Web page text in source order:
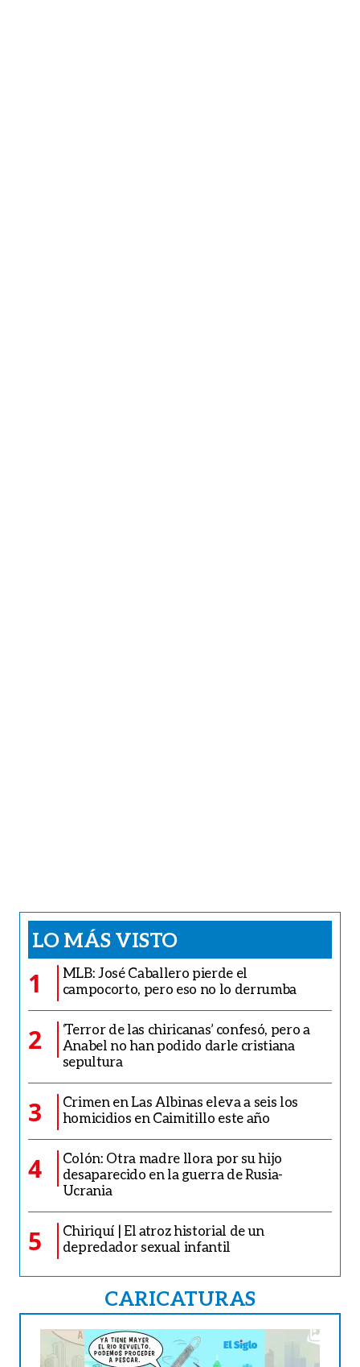
LO MÁS VISTO
1
MLB: José Caballero pierde el
campocorto, pero eso no lo derrumba
2
‘Terror de las chiricanas’ confesó, pero a
Anabel no han podido darle cristiana
sepultura
3
Crimen en Las Albinas eleva a seis los
homicidios en Caimitillo este año
4
Colón: Otra madre llora por su hijo
desaparecido en la guerra de Rusia-
Ucrania
5
Chiriquí | El atroz historial de un
depredador sexual infantil
CARICATURAS